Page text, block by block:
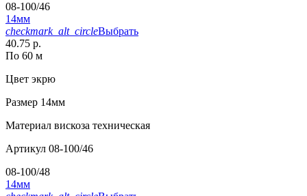
08-100/46
14мм
checkmark_alt_circleВыбрать
40.75 р.
По 60 м
Цвет экрю
Размер 14мм
Материал вискоза техническая
Артикул 08-100/46
08-100/48
14мм